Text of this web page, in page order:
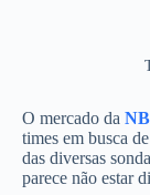
O mercado da
times em busca
das diversas
parece não estar